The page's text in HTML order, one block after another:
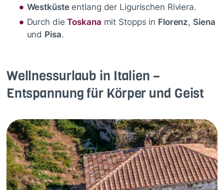
Westküsteentlang der Ligurischen Riviera.
Durch dieToskana mit Stopps in Florenz, Siena
und Pisa.
Wellnessurlaub in Italien –
Entspannung für Körper und Geist